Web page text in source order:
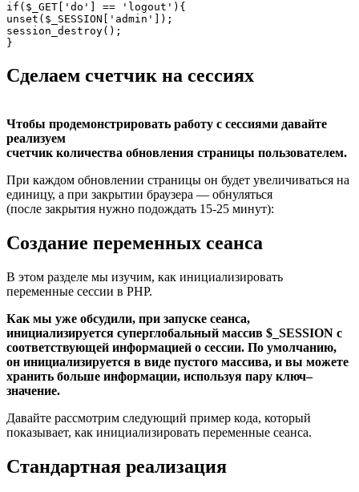
if($_GET['do'] == 'logout'){
unset($_SESSION['admin']);
session_destroy();
}
Сделаем счетчик на сессиях
Чтобы продемонстрировать работу с сессиями давайте
реализуем
счетчик количества обновления страницы пользователем.
При каждом обновлении страницы он будет увеличиваться на
единицу, а при закрытии браузера — обнуляться
(после закрытия нужно подождать 15-25 минут):
Создание переменных сеанса
В этом разделе мы изучим, как инициализировать
переменные сессии в PHP.
Как мы уже обсудили, при запуске сеанса,
инициализируется суперглобальный массив $_SESSION с
соответствующей информацией о сессии. По умолчанию,
он инициализируется в виде пустого массива, и вы можете
хранить больше информации, используя пару ключ–
значение.
Давайте рассмотрим следующий пример кода, который
показывает, как инициализировать переменные сеанса.
Стандартная реализация